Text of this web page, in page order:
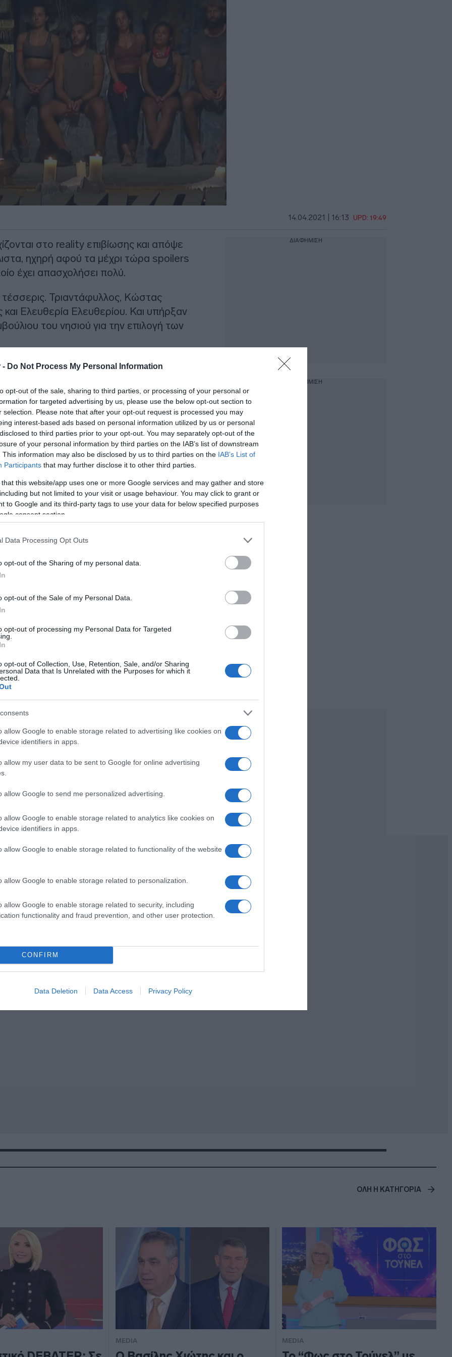
- Do Not Process My Personal Information
opt-out of the sale, sharing to third parties, or processing of your personal or
for targeted advertising by us, please use the below opt-out section to
selection. Please note that after your opt-out request is processed you may
interest-based ads based on personal information utilized by us or personal
to third parties prior to your opt-out. You may separately opt-out of the
of your personal information by third parties on the IAB’s list of downstream
This information may also be disclosed by us to third parties on the IAB’s List of
Participants that may further disclose it to other third parties.
that this website/app uses one or more Google services and may gather and store
but not limited to your visit or usage behaviour. You may click to grant or
to Google and its third-party tags to use your data for below specified purposes
consent section.
Data Processing Opt Outs
opt-out of the Sharing of my personal data.
opt-out of the Sale of my Personal Data.
opt-out of processing my Personal Data for Targeted
opt-out of Collection, Use, Retention, Sale, and/or Sharing
Data that Is Unrelated with the Purposes for which it
allow Google to enable storage related to advertising like cookies on
identifiers in apps.
allow my user data to be sent to Google for online advertising
allow Google to send me personalized advertising.
allow Google to enable storage related to analytics like cookies on
identifiers in apps.
allow Google to enable storage related to functionality of the website
allow Google to enable storage related to personalization.
allow Google to enable storage related to security, including
functionality and fraud prevention, and other user protection.
CONFIRM
Data Deletion Data Access Privacy Policy
14.04.2021 | 16:13 UPD: 19:49
στο reality επιβίωσης και απόψε
ηχηρή αφού τα μέχρι τώρα spoilers
έχει απασχολήσει πολύ.
Τριαντάφυλλος, Κώστας
Ελευθερία Ελευθερίου. Και υπήρξαν
του νησιού για την επιλογή των
έδωσε spoiler στον αέρα της
θα αποχωρήσει από το Survivor θα
το αποψινό επεισόδιο για να
παρουσιαστή.
ως προτεινόμενη
Newsκαι μάθετε πρώτοι όλες τις ειδήσεις
ΔΙΑΦΗΜΙΣΗ
ΔΙΑΦΗΜΙΣΗ
ΣΧΟΛΙΑ
ΟΛΗ Η ΚΑΤΗΓΟΡΙΑ
MEDIA MEDIA